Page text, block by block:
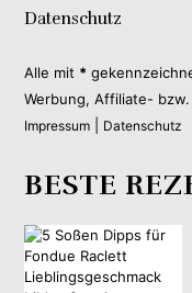
Datenschutz
Alle mit *
Werbung, Affiliate-
Impressum Datenschutz
BESTE